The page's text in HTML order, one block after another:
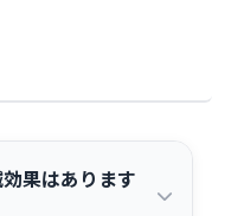
撤去・移設費用
ます。
業で税制優遇
る場合は、自社
ます。自社の資
えて複数社から
比較することを
リースモデルも
ます。ただし補
し、その効果が
果はあります